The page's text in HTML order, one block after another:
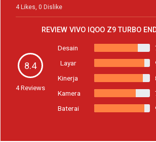
4 Likes 0 Dislike
REVIEW VIVO IQOO Z9 TURBO
8.4
4Reviews
Desain
Layar
Kinerja
Kamera
Baterai